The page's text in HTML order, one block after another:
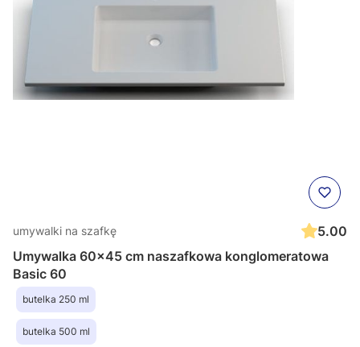
umywalki na szafkę
5.00
Umywalka 60x45 cm naszafkowa konglomeratowa
Basic 60
butelka 250 ml
butelka 500 ml